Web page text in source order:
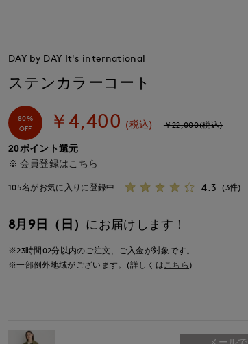
DAY by DAY It's international
ステンカラーコート
80%
OFF
￥4,400 (税込) ￥22,000(税込)
20ポイント還元
会員登録は こちら
105名がお気に入りに登録中 4.3 (3件)
8月9日（日） にお届けします！
※23時間02分以内のご注文、ご入金が対象です。
※一部例外地域がございます。(詳しくはこちら )